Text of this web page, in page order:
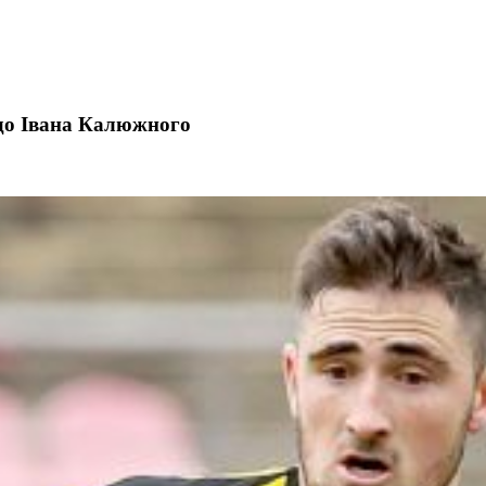
Івана Калюжного